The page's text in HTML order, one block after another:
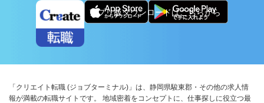
アプリ版ダウンロードはこちらから
「クリエイト転職 (ジョブターミナル)」は、静岡県駿東郡・その他の求人情
報が満載の転職サイトです。 地域密着をコンセプトに、仕事探しに役立つ最